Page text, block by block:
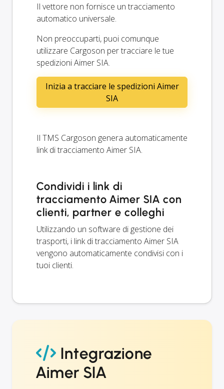
Il vettore non fornisce un tracciamento
automatico universale.
Non preoccuparti, puoi comunque
utilizzare Cargoson per tracciare le tue
spedizioni Aimer SIA.
Inizia a tracciare le spedizioni Aimer
SIA
Il TMS Cargoson genera automaticamente
link di tracciamento Aimer SIA.
Condividi i link di
tracciamento Aimer SIA con
clienti, partner e colleghi
Utilizzando un software di gestione dei
trasporti, i link di tracciamento Aimer SIA
vengono automaticamente condivisi con i
tuoi clienti.
Integrazione
Aimer SIA